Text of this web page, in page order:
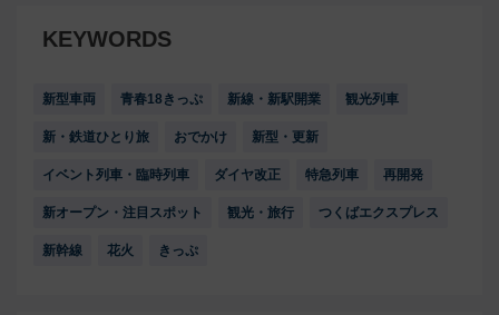
KEYWORDS
新型車両 青春18きっぷ 新線・新駅開業 観光列車
新・鉄道ひとり旅 おでかけ 新型・更新
イベント列車・臨時列車 ダイヤ改正 特急列車 再開発
新オープン・注目スポット 観光・旅行 つくばエクスプレス
新幹線 花火 きっぷ